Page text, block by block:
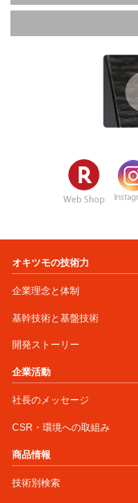
オキツモの技術力
企業理念と体制
基幹技術と基盤技術
開発ストーリー
企業活動
社長のメッセージ
CSR・環境への取組み
商品情報
技術別検索